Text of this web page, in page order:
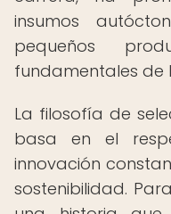
insumos
pequeños
fundamentales de
La filosofía de
basa en el
innovación
sostenibilidad.